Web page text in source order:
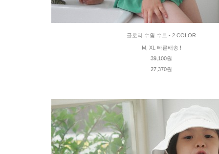
글로리 수읨 수트 - 2 COLOR
M, XL 빠른배송 !
39,100원
27,370원